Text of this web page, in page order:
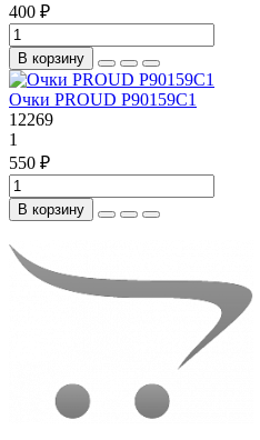
400 ₽
В корзину
Очки PROUD P90159C1
12269
1
550 ₽
В корзину